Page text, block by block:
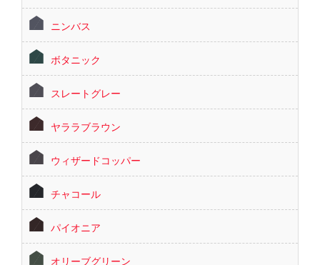
ニンバス
ボタニック
スレートグレー
ヤララブラウン
ウィザードコッパー
チャコール
パイオニア
オリーブグリーン